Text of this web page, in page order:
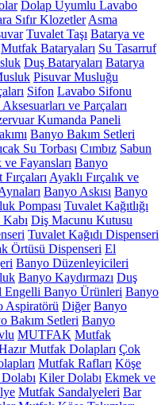
Dolap Uyumlu Lavabo
Sıfır Klozetler Asma
Tuvalet Taşı Batarya ve
Mutfak Bataryaları Su Tasarruf
Duş Bataryaları Batarya
Pisuvar Musluğu
Sifon Lavabo Sifonu
ve Parçaları
Kumanda Paneli
Banyo Bakım Setleri
Su Torbası Cımbız Sabun
Fayansları Banyo
Ayaklı Fırçalık ve
Banyo Askısı Banyo
Pompası Tuvalet Kağıtlığı
Diş Macunu Kutusu
Tuvalet Kağıdı Dispenseri
Örtüsü Dispenseri El
Banyo Düzenleyicileri
Banyo Kaydırmazı Duş
Engelli Banyo Ürünleri Banyo
Aspiratörü Diğer Banyo
Bakım Setleri Banyo
MUTFAK Mutfak
Mutfak Dolapları Çok
Mutfak Rafları Köşe
Kiler Dolabı Ekmek ve
Mutfak Sandalyeleri Bar